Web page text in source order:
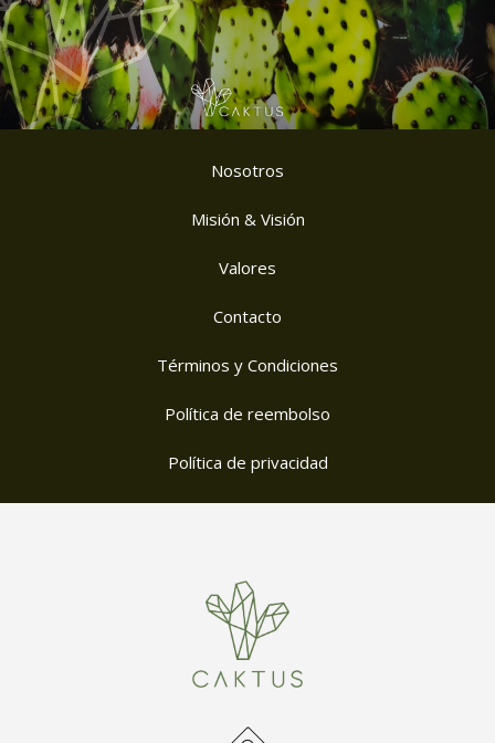
Nosotros
Misión & Visión
Valores
Contacto
Términos y Condiciones
Política de reembolso
Política de privacidad